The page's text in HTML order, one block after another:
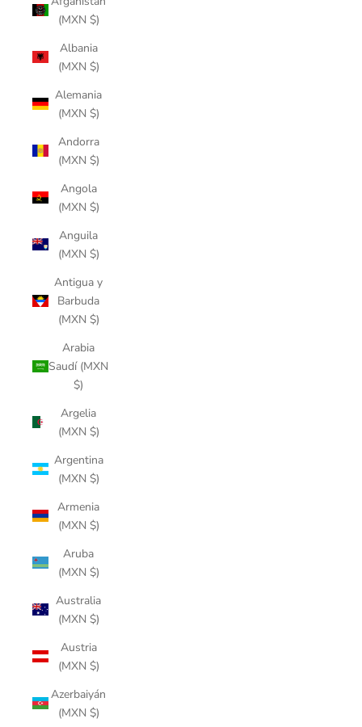
(MXN $)
Albania
(MXN $)
Alemania
(MXN $)
Andorra
(MXN $)
Angola
(MXN $)
Anguila
(MXN $)
Antigua y
Barbuda
(MXN $)
Arabia
Saudí (MXN
$)
Argelia
(MXN $)
Argentina
(MXN $)
Armenia
(MXN $)
Aruba
(MXN $)
Australia
(MXN $)
Austria
(MXN $)
Azerbaiyán
(MXN $)